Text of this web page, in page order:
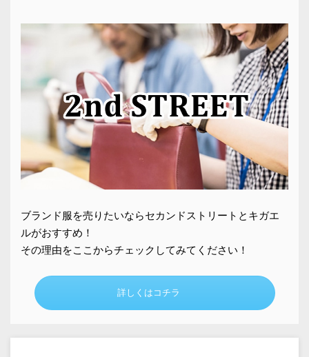
ブランド服を売りたいならセカンドストリートとキガエ
ルがおすすめ！
その理由をここからチェックしてみてください！
詳しくはコチラ